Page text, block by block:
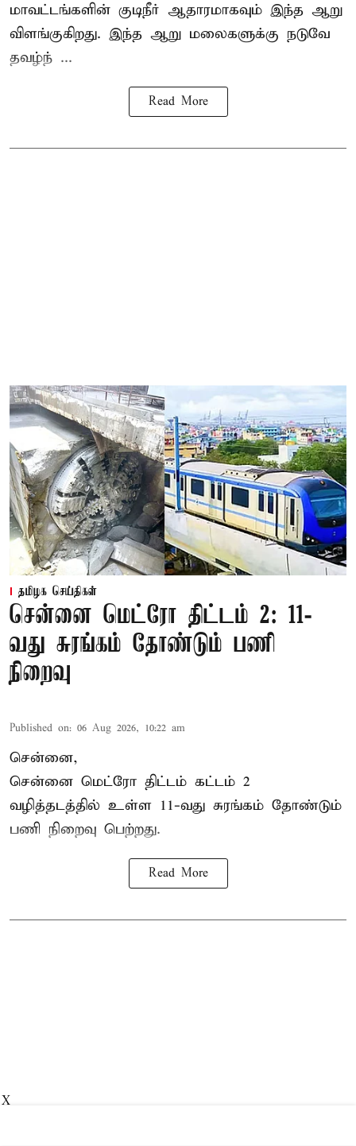
மாவட்டங்களின் குடிநீர் ஆதாரமாகவும் இந்த ஆறு
விளங்குகிறது. இந்த ஆறு மலைகளுக்கு நடுவே
தவழ்ந் ...
Read More
தமிழக செய்திகள்
சென்னை மெட்ரோ திட்டம் 2: 11-
வது சுரங்கம் தோண்டும் பணி
நிறைவு
Published on: 06 Aug 2026, 10:22 am
சென்னை,
சென்னை மெட்ரோ திட்டம் கட்டம் 2
வழித்தடத்தில் உள்ள 11-வது சுரங்கம் தோண்டும்
பணி நிறைவு பெற்றது.
Read More
X